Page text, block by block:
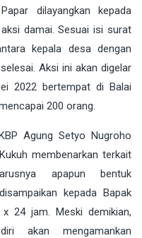
dilayangkan kepada
damai. Sesuai isi surat
kepala desa dengan
Aksi ini akan digelar
2022 bertempat di Balai
200 orang.
Agung Setyo Nugroho
membenarkan terkait
apapun bentuk
kepada Bapak
24 jam. Meski demikian,
akan mengamankan